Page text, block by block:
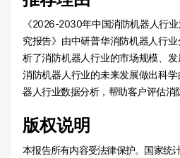
《2026-2030年中国消防机器人行
究报告》由中研普华消防机器人行
析了消防机器人行业的市场规模、
消防机器人行业的未来发展做出科
器人行业数据分析，帮助客户评估消
版权说明
本报告所有内容受法律保护。国家统